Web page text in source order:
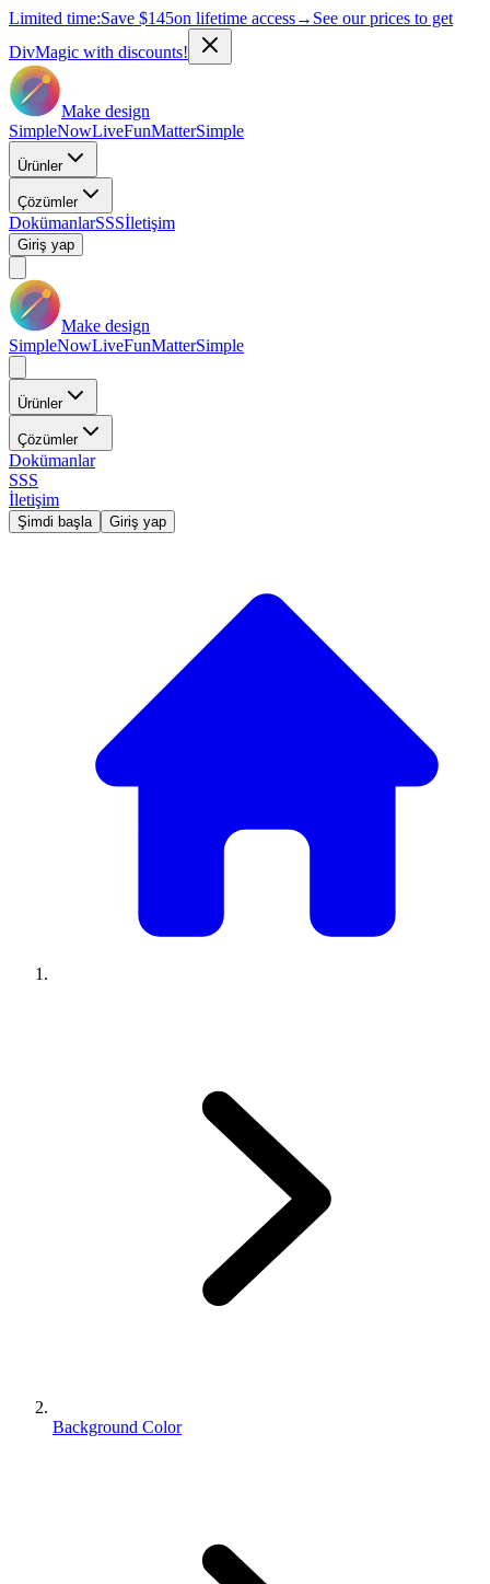
Limited time:Save $145on lifetime access→ See our prices to get
DivMagic with discounts!
Make design
SimpleNowLiveFunMatterSimple
Ürünler
Çözümler
DokümanlarSSSİletişim
Giriş yap
Make design
SimpleNowLiveFunMatterSimple
Ürünler
Çözümler
Dokümanlar
SSS
İletişim
Şimdi başla Giriş yap
Background Color